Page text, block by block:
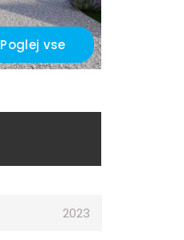
Poglej vse
2023